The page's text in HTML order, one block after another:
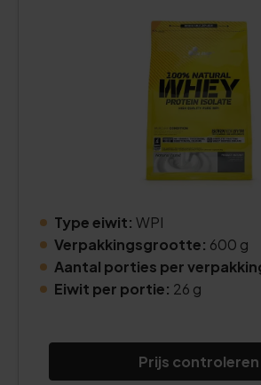
Type eiwit: WPI
Verpakkingsgrootte: 600 g
Aantal porties per
Eiwit per portie: 26 g
Prijs controleren